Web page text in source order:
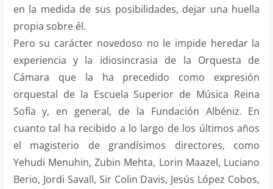
en la medida de sus posibilidades, dejar una huella
propia sobre él.
Pero su carácter novedoso no le impide heredar la
experiencia y la idiosincrasia de la Orquesta de
Cámara que la ha precedido como expresión
orquestal de la Escuela Superior de Música Reina
Sofía y, en general, de la Fundación Albéniz. En
cuanto tal ha recibido a lo largo de los últimos años
el magisterio de grandísimos directores, como
Yehudi Menuhin, Zubin Mehta, Lorin Maazel, Luciano
Berio, Jordi Savall, Sir Colin Davis, Jesús López Cobos,